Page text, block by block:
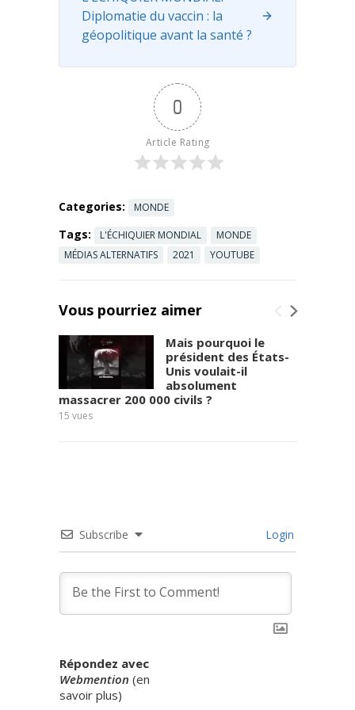
à tous ceux
qui ont fait
Diplomatie du vaccin : la
géopolitique avant la santé ?
0
Article Rating
Categories: MONDE
Tags: L'ÉCHIQUIER MONDIAL
MONDE
MÉDIAS ALTERNATIFS
2021 YOUTUBE
Vous pourriez aimer
Mais pourquoi le
président des États-
Unis voulait-il
absolument
massacrer 200 000 civils ?
15 vues
Subscribe Login
Répondez avec
Webmention (en
savoir plus)